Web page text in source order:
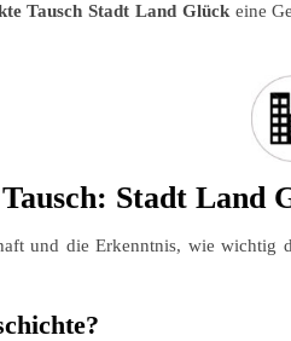
Tausch Stadt Land Glückeine
Stadt Land
und die Erkenntnis, wie